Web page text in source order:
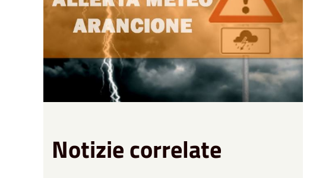
Notizie correlate